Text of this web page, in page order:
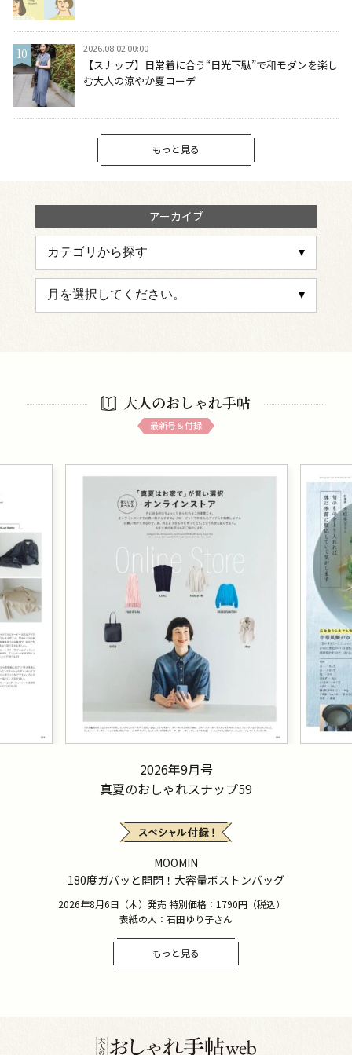
2026.08.02 00:00
【スナップ】日常着に合う“日光下駄”で和モダンを楽し
む大人の涼やか夏コーデ
もっと見る
アーカイブ
大人のおしゃれ手帖
最新号＆付録
2026年9月号
真夏のおしゃれスナップ59
MOOMIN
180度ガバッと開閉！大容量ボストンバッグ
2026年8月6日（木）発売 特別価格：1790円（税込）
表紙の人：石田ゆり子さん
もっと見る